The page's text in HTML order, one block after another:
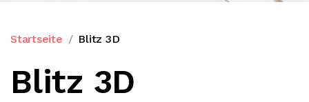
Startseite Blitz 3D
Blitz 3D